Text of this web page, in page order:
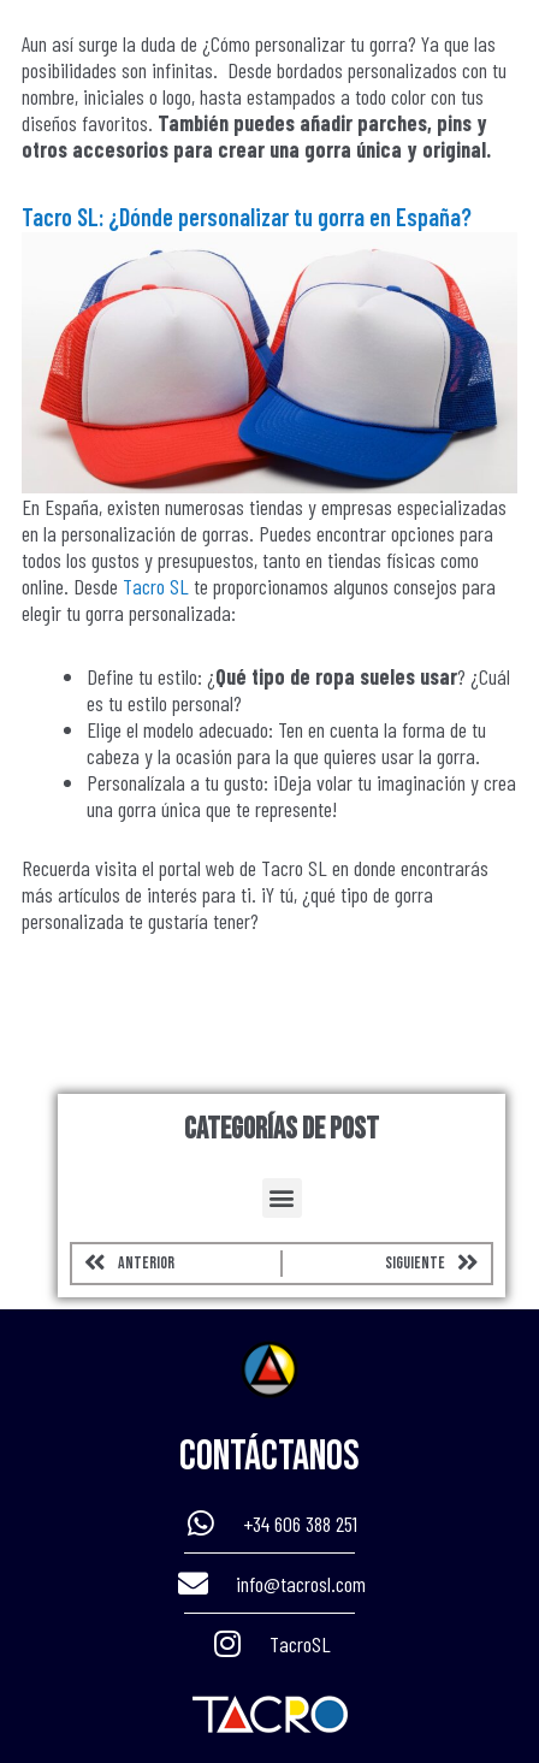
Aun así surge la duda de ¿Cómo personalizar tu gorra? Ya que las
posibilidades son infinitas. Desde bordados personalizados con tu
nombre, iniciales o logo, hasta estampados a todo color con tus
diseños favoritos. También puedes añadir parches, pins y
otros accesorios para crear una gorra única y original.
Tacro SL: ¿Dónde personalizar tu gorra en España?
En España, existen numerosas tiendas y empresas especializadas
en la personalización de gorras. Puedes encontrar opciones para
todos los gustos y presupuestos, tanto en tiendas físicas como
online. Desde Tacro SL te proporcionamos algunos consejos para
elegir tu gorra personalizada:
Define tu estilo: ¿Qué tipo de ropa sueles usar? ¿Cuál
es tu estilo personal?
Elige el modelo adecuado: Ten en cuenta la forma de tu
cabeza y la ocasión para la que quieres usar la gorra.
Personalízala a tu gusto: ¡Deja volar tu imaginación y crea
una gorra única que te represente!
Recuerda visita el portal web de Tacro SL en donde encontrarás
más artículos de interés para ti. ¡Y tú, ¿qué tipo de gorra
personalizada te gustaría tener?
Categorías de Post
Menu
Prev
ANTERIOR SIGUIENTE Next
Contáctanos
+34 606 388 251
info@tacrosl.com
TacroSL